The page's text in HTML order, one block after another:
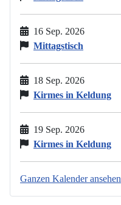
16 Sep. 2026
Mittagstisch
18 Sep. 2026
Kirmes in Keldung
19 Sep. 2026
Kirmes in Keldung
Ganzen Kalender ansehen